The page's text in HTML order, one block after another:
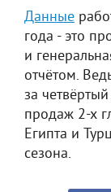
Данные
года - это
и
отчётом.
за
продаж 2-х
Египта и
сезона.